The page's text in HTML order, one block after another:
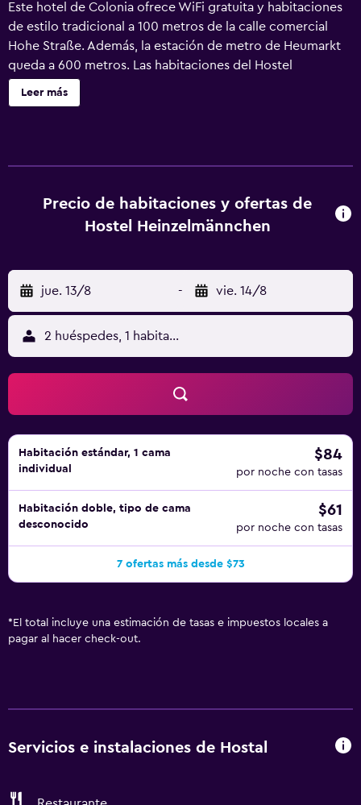
Este hotel de Colonia ofrece WiFi gratuita y habitaciones
de estilo tradicional a 100 metros de la calle comercial
Hohe Straße. Además, la estación de metro de Heumarkt
queda a 600 metros. Las habitaciones del Hostel
Heinzelmännchen presentan una decoración en tonos
alegres, muebles de madera y un baño moderno. Todas
minutos. Asimismo, el Heinzelmännchen está a 10 minutos
en tranvía del Centro de Exposiciones Kölnmesse. Cerca
Leer más
Precio de habitaciones y ofertas de
Hostel Heinzelmännchen
jue. 13/8 - vie. 14/8
2 huéspedes, 1 habitación
Habitación estándar, 1 cama
individual
$84
por noche con tasas
Habitación doble, tipo de cama
desconocido
$61
por noche con tasas
7 ofertas más desde $73
* El total incluye una estimación de tasas e impuestos locales a
pagar al hacer check-out.
Servicios e instalaciones de Hostal